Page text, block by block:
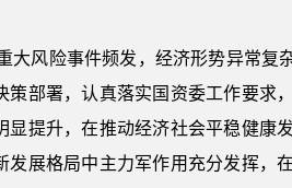
大风险事件频发，经济形势异常
策部署，认真落实国资委工作要
显提升，在推动经济社会平稳健
发展格局中主力军作用充分发挥